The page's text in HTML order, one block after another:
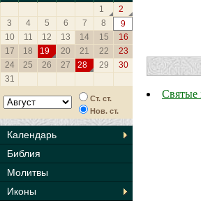
1
2
3
4 5 6 7 8
9
10
11 12 13 14 15
16
17
18 19 20 21 22
23
24
25 26 27 28 29
30
31
Ст. ст.
Нов. ст.
Календарь
Библия
Молитвы
Иконы
Святые